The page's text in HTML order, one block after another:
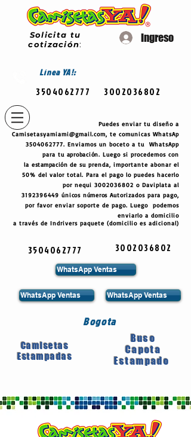
Solicita tu
cotización:
Ingreso
LíneaYA!:
3504062777 3002036802
Puedes enviar tu diseño a
Camisetasyamiami@gmail.com, te comunicas WhatsAp
3504062777. Enviamos un boceto a tu WhatsApp
para tu aprobación. Luego si procedemos con
laestampación de su prenda, importante abonar el
50% del valor total. Para el pago lo puedes hacerlo
por nequi 3002036802 o Daviplata al
3192396449 únicos números Autorizados para pago,
por favor enviar soporte de pago. Luego podemos
enviarlo a domicilio
a través de Indrivers paquete (domicilio es adicional)
3504062777 3002036802
WhatsApp Ventas
WhatsApp Ventas WhatsApp Ventas
Bogota
Camisetas
Estampadas
Buso
Capota
Estampado